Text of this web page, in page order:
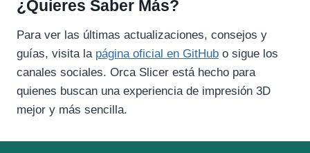
¿Quieres Saber Más?
Para ver las últimas actualizaciones, consejos y
guías, visita la página oficial en GitHub o sigue los
canales sociales. Orca Slicer está hecho para
quienes buscan una experiencia de impresión 3D
mejor y más sencilla.